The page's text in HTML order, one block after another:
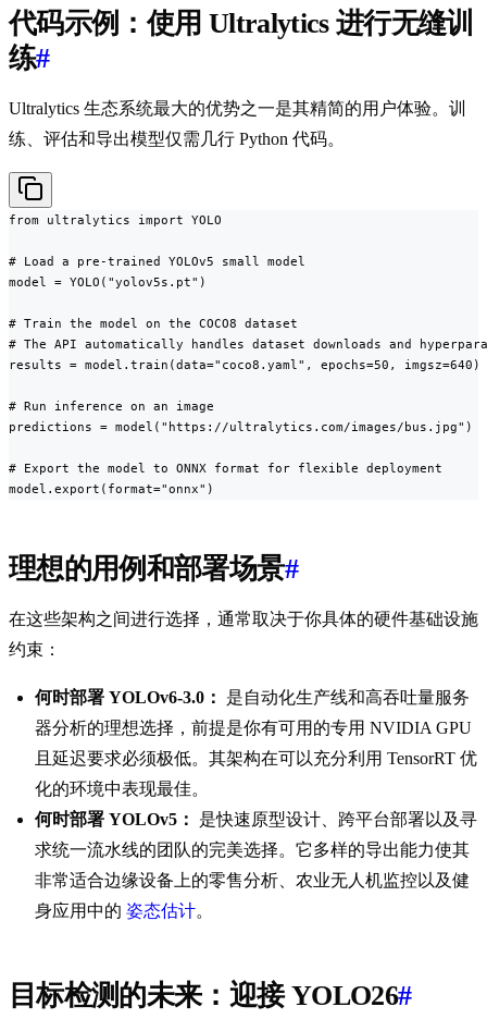
代码示例：使用 Ultralytics 进行无缝训
练#
Ultralytics 生态系统最大的优势之一是其精简的用户体验。训
练、评估和导出模型仅需几行 Python 代码。
from ultralytics import YOLO
# Load a pre-trained YOLOv5 small model
model = YOLO("yolov5s.pt")
# Train the model on the COCO8 dataset
# The API automatically handles dataset downloads and
results = model.train(data="coco8.yaml", epochs=50, imgsz=640)
# Run inference on an image
predictions = model("https://ultralytics.com/images/bus.jpg")
# Export the model to ONNX format for flexible deployment
model.export(format="onnx")
理想的用例和部署场景#
在这些架构之间进行选择，通常取决于你具体的硬件基础设施
约束：
何时部署 YOLOv6-3.0：
是自动化生产线和高吞吐量服务
器分析的理想选择，前提是你有可用的专用 NVIDIA GPU
且延迟要求必须极低。其架构在可以充分利用 TensorRT 优
化的环境中表现最佳。
何时部署 YOLOv5：
是快速原型设计、跨平台部署以及寻
求统一流水线的团队的完美选择。它多样的导出能力使其
非常适合边缘设备上的零售分析、农业无人机监控以及健
身应用中的 姿态估计。
目标检测的未来：迎接 YOLO26#